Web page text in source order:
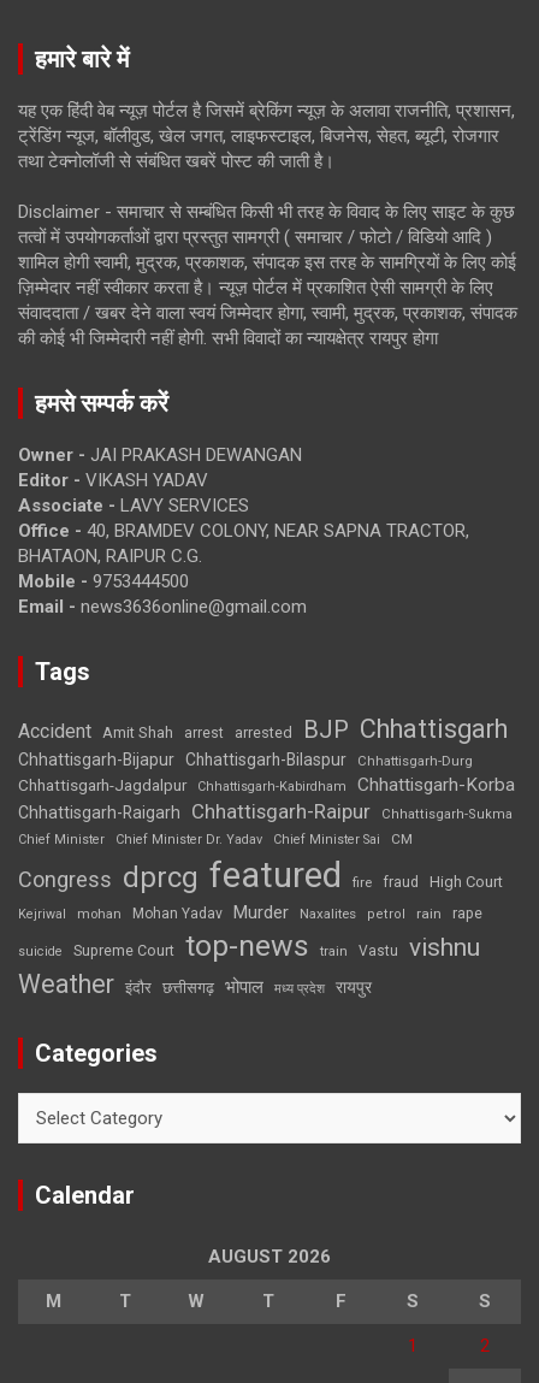
हमारे बारे में
यह एक हिंदी वेब न्यूज़ पोर्टल है जिसमें ब्रेकिंग न्यूज़ के अलावा राजनीति, प्रशासन,
ट्रेंडिंग न्यूज, बॉलीवुड, खेल जगत, लाइफस्टाइल, बिजनेस, सेहत, ब्यूटी, रोजगार
तथा टेक्नोलॉजी से संबंधित खबरें पोस्ट की जाती है।
Disclaimer - समाचार से सम्बंधित किसी भी तरह के विवाद के लिए साइट के कुछ
तत्वों में उपयोगकर्ताओं द्वारा प्रस्तुत सामग्री ( समाचार / फोटो / विडियो आदि )
शामिल होगी स्वामी, मुद्रक, प्रकाशक, संपादक इस तरह के सामग्रियों के लिए कोई
ज़िम्मेदार नहीं स्वीकार करता है। न्यूज़ पोर्टल में प्रकाशित ऐसी सामग्री के लिए
संवाददाता / खबर देने वाला स्वयं जिम्मेदार होगा, स्वामी, मुद्रक, प्रकाशक, संपादक
की कोई भी जिम्मेदारी नहीं होगी. सभी विवादों का न्यायक्षेत्र रायपुर होगा
हमसे सम्पर्क करें
Owner - JAI PRAKASH DEWANGAN
Editor - VIKASH YADAV
Associate - LAVY SERVICES
Office - 40, BRAMDEV COLONY, NEAR SAPNA TRACTOR,
BHATAON, RAIPUR C.G.
Mobile - 9753444500
Email - news3636online@gmail.com
Tags
Accident Amit Shah arrest arrested BJP Chhattisgarh
Chhattisgarh-Bijapur Chhattisgarh-Bilaspur Chhattisgarh-Durg
Chhattisgarh-Jagdalpur Chhattisgarh-Kabirdham Chhattisgarh-Korba
Chhattisgarh-Raigarh Chhattisgarh-Raipur
Chhattisgarh-Sukma
Chief Minister
Chief Minister Dr. Yadav Chief Minister Sai CM
Congress dprcg featured fire fraud High Court
Kejriwal mohan Mohan Yadav Murder Naxalites petrol rain rape
suicide Supreme Court top-news train Vastu vishnu
Weather इंदौर छत्तीसगढ़ भोपाल मध्य प्रदेश रायपुर
Categories
Calendar
AUGUST 2026
M T W T F S S
1 2